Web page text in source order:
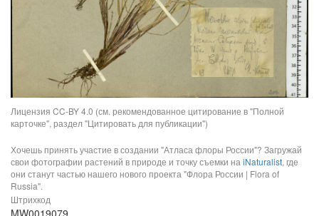
Лицензия CC-BY 4.0 (см. рекомендованное цитирование в "Полной
карточке", раздел "Цитировать для публикации")
Хочешь принять участие в создании "Атласа флоры России"? Загружай
свои фотографии растений в природе и точку съемки наiNaturalist, где
они станут частью нашего нового проекта "Флора России | Flora of
Russia".
Штрихкод